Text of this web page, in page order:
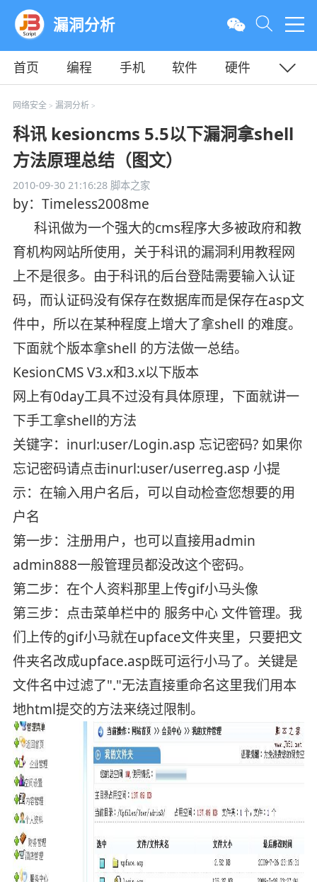
漏洞分析
首页 编程 手机 软件
硬件
教程
平面
网络安全> 漏洞分析>
科讯 kesioncms 5.5以下漏洞拿shell
方法原理总结（图文）
2010-09-30 21:16:28脚本之家
by：Timeless2008me
科讯做为一个强大的cms程序大多被政府和教
育机构网站所使用，关于科讯的漏洞利用教程网
上不是很多。由于科讯的后台登陆需要输入认证
码，而认证码没有保存在数据库而是保存在asp文
件中，所以在某种程度上增大了拿shell 的难度。
下面就个版本拿shell 的方法做一总结。
KesionCMS V3.x和3.x以下版本
网上有0day工具不过没有具体原理，下面就讲一
下手工拿shell的方法
关键字：inurl:user/Login.asp 忘记密码? 如果你
忘记密码请点击inurl:user/userreg.asp 小提
示：在输入用户名后，可以自动检查您想要的用
户名
第一步：注册用户，也可以直接用admin
admin888一般管理员都没改这个密码。
第二步：在个人资料那里上传gif小马头像
第三步：点击菜单栏中的 服务中心 文件管理。我
们上传的gif小马就在upface文件夹里，只要把文
件夹名改成upface.asp既可运行小马了。关键是
文件名中过滤了"."无法直接重命名这里我们用本
地html提交的方法来绕过限制。